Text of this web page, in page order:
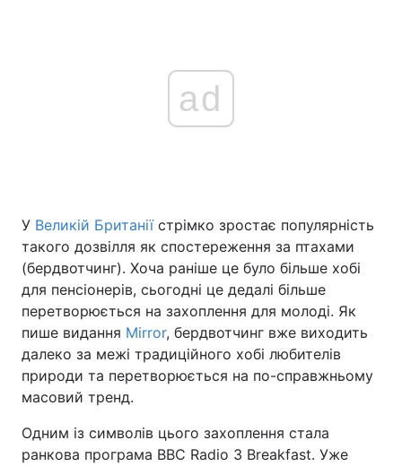
ad
У Великій Британіїстрімко зростає популярність
такого дозвілля як спостереження за птахами
(бердвотчинг). Хоча раніше це було більше хобі
для пенсіонерів, сьогодні це дедалі більше
перетворюється на захоплення для молоді. Як
пише видання Mirror, бердвотчинг вже виходить
далеко за межі традиційного хобі любителів
природи та перетворюється на по-справжньому
масовий тренд.
Одним із символів цього захоплення стала
ранкова програма BBC Radio 3 Breakfast. Уже